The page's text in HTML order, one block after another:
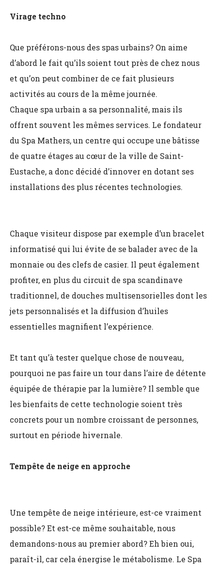
Virage techno
Que préférons-nous des spas urbains? On aime
d’abord le fait qu’ils soient tout près de chez nous
et qu’on peut combiner de ce fait plusieurs
activités au cours de la même journée.
Chaque spa urbain a sa personnalité, mais ils
offrent souvent les mêmes services. Le fondateur
du Spa Mathers, un centre qui occupe une bâtisse
de quatre étages au cœur de la ville de Saint-
Eustache, a donc décidé d’innover en dotant ses
installations des plus récentes technologies.
Chaque visiteur dispose par exemple d’un bracelet
informatisé qui lui évite de se balader avec de la
monnaie ou des clefs de casier. Il peut également
profiter, en plus du circuit de spa scandinave
traditionnel, de douches multisensorielles dont les
jets personnalisés et la diffusion d’huiles
essentielles magnifient l’expérience.
Et tant qu’à tester quelque chose de nouveau,
pourquoi ne pas faire un tour dans l’aire de détente
équipée de thérapie par la lumière? Il semble que
les bienfaits de cette technologie soient très
concrets pour un nombre croissant de personnes,
surtout en période hivernale.
Tempête de neige en approche
Une tempête de neige intérieure, est-ce vraiment
possible? Et est-ce même souhaitable, nous
demandons-nous au premier abord? Eh bien oui,
paraît-il, car cela énergise le métabolisme. Le Spa